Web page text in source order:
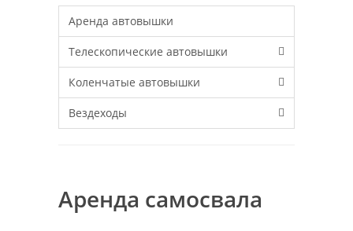
Аренда автовышки
Телескопические автовышки
Коленчатые автовышки
Вездеходы
Аренда самосвала